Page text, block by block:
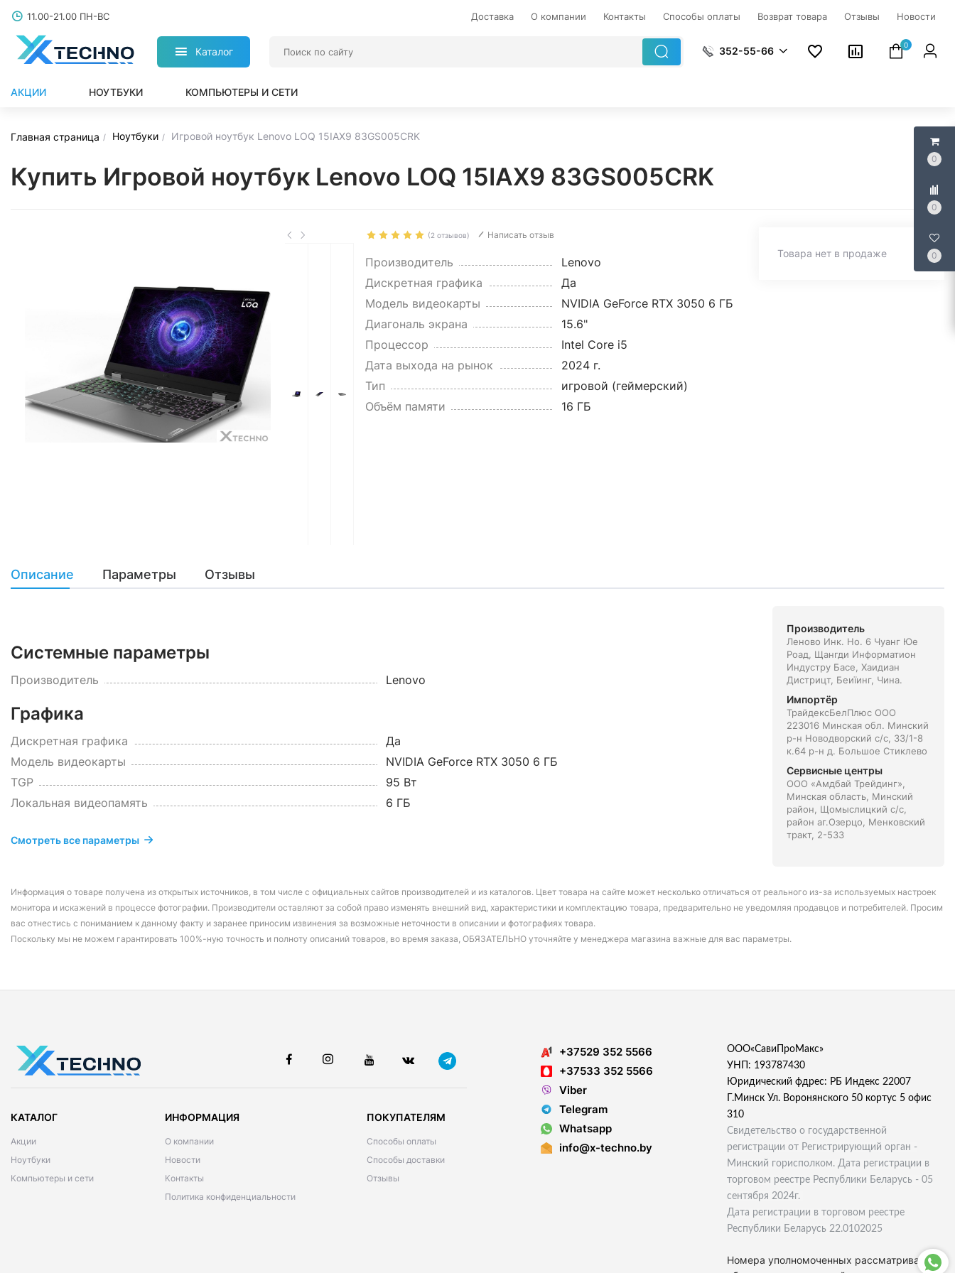
0
0
0
11.00-21.00 ПН-ВС Доставка О компании Контакты Способы оплаты Возврат товара Отзывы Новости
Каталог 352-55-66
0
АКЦИИ НОУТБУКИ КОМПЬЮТЕРЫ И СЕТИ
Главная страница Ноутбуки Игровой ноутбук Lenovo LOQ 15IAX9 83GS005CRK
Купить Игровой ноутбук Lenovo LOQ 15IAX9 83GS005CRK
(2 отзывов) Написать отзыв
Производитель
Lenovo
Дискретная графика
Да
Модель видеокарты
NVIDIA GeForce RTX 3050 6 ГБ
Диагональ экрана
15.6"
Процессор
Intel Core i5
Дата выхода на рынок
2024 г.
Тип
игровой (геймерский)
Объём памяти
16 ГБ
Товара нет в продаже
Описание Параметры Отзывы
Системные параметры
Производитель Lenovo
Графика
Дискретная графика
Да
Модель видеокарты
NVIDIA GeForce RTX 3050 6 ГБ
TGP
95 Вт
Локальная видеопамять
6 ГБ
Смотреть все параметры
Производитель
Леново Инк. Но. 6 Чуанг Юе
Роад, Щангди Информатион
Индустру Басе, Хаидиан
Дистрицт, Беиїинг, Чина.
Импортёр
ТрайдексБелПлюс ООО
223016 Минская обл. Минский
р-н Новодворский с/с, 33/1-8
к.64 р-н д. Большое Стиклево
Сервисные центры
ООО «Амдбай Трейдинг»,
Минская область, Минский
район, Щомыслицкий с/с,
район аг.Озерцо, Менковский
тракт, 2-533
Информация о товаре получена из открытых источников, в том числе с официальных сайтов производителей и из каталогов. Цвет товара на сайте может несколько отличаться от реального из-за используемых настроек
монитора и искажений в процессе фотографии. Производители оставляют за собой право изменять внешний вид, характеристики и комплектацию товара, предварительно не уведомляя продавцов и потребителей. Просим
вас отнестись с пониманием к данному факту и заранее приносим извинения за возможные неточности в описании и фотографиях товара.
Поскольку мы не можем гарантировать 100%-ную точность и полноту описаний товаров, во время заказа, ОБЯЗАТЕЛЬНО уточняйте у менеджера магазина важные для вас параметры.
КАТАЛОГ
Акции
Ноутбуки
Компьютеры и сети
ИНФОРМАЦИЯ
О компании
Новости
Контакты
Политика конфиденциальности
ПОКУПАТЕЛЯМ
Способы оплаты
Способы доставки
Отзывы
+37529 352 5566
+37533 352 5566
Viber
Telegram
Whatsapp
info@x-techno.by
ООО«СавиПроМакс»
УНП: 193787430
Юридический фдрес: РБ Индекс 22007
Г.Минск Ул. Воронянского 50 кортус 5 офис
310
Свидетельство о государственной
регистрации от Регистрирующий орган -
Минский горисполком. Дата регистрации в
торговом реестре Республики Беларусь - 05
сентября 2024г.
Дата регистрации в торговом реестре
Республики Беларусь 22.0102025
Номера уполномоченных рассматривать